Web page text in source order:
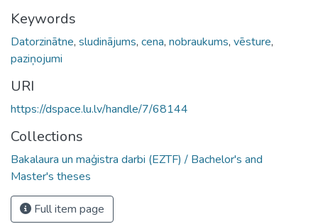
Keywords
Datorzinātne, sludinājums, cena, nobraukums, vēsture,
paziņojumi
URI
https://dspace.lu.lv/handle/7/68144
Collections
Bakalaura un maģistra darbi (EZTF) / Bachelor's and
Master's theses
Full item page